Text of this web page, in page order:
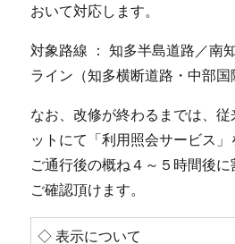
おいて対応します。
対象路線 ： 知多半島道路／南
ライン（知多横断道路・中部国
なお、改修が終わるまでは、
ットにて「利用照会サービス」
ご通行後の概ね４～５時間後
ご確認頂けます。
◇ 表示について